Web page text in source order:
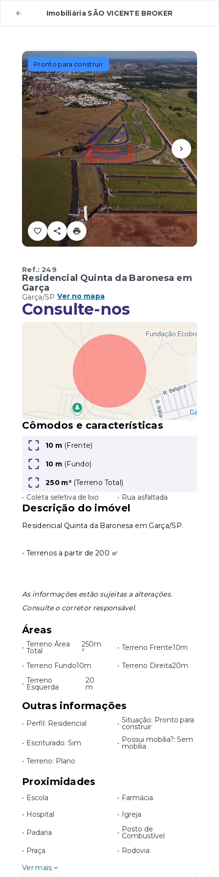
Imobiliária SÃO VICENTE BROKER
Pronto para construir
Ref.:249
Residencial Quinta da Baronesa em
Garça
Garça/SP Ver no mapa
Consulte-nos
Cômodos e características
10 m (Frente)
10 m (Fundo)
250 m² (Terreno Total)
• Coleta seletiva de lixo • Rua asfaltada
Descrição do imóvel
Residencial Quinta da Baronesa em Garça/SP.
- Terrenos a partir de 200 ㎡
As informações estão sujeitas a alterações.
Consulte o corretor responsável.
Áreas
• Terreno Área
Total
250m
² • Terreno Frente10m
• Terreno Fundo10m • Terreno Direita20m
• Terreno
Esquerda
20
m
Outras informações
• Perfil: Residencial • Situação: Pronto para
construir
• Escriturado: Sim • Possui mobília?: Sem
mobília
• Terreno: Plano
Proximidades
• Escola • Farmácia
• Hospital • Igreja
• Padaria • Posto de
Combustível
• Praça • Rodovia
Ver mais